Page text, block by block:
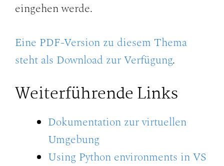
eingehen werde.
Eine PDF-Version zu diesem Thema
steht als Download zur Verfügung.
Weiterführende Links
Dokumentation zur virtuellen
Umgebung
Using Python environments in VS